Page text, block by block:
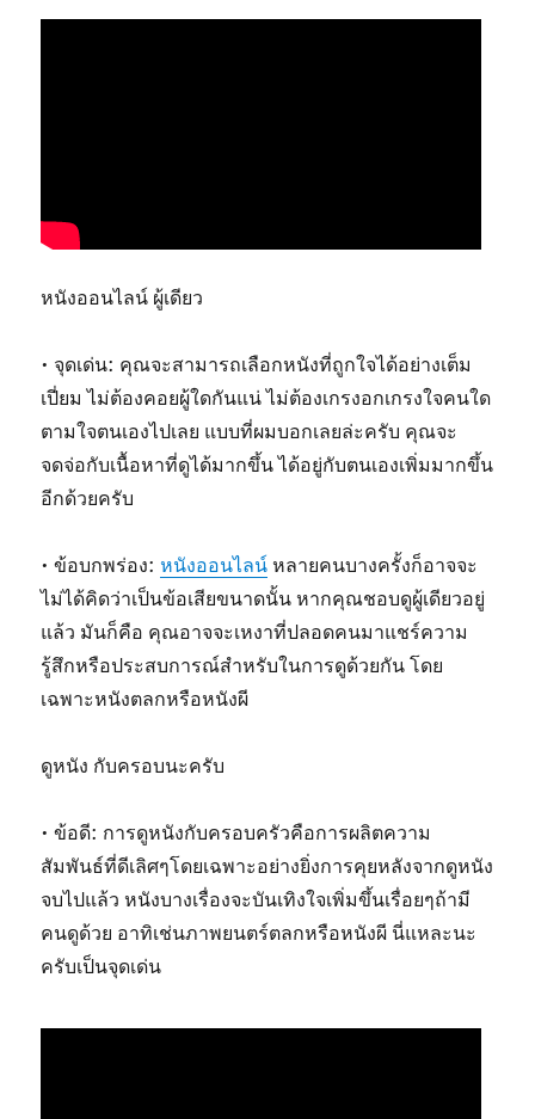
หนังออนไลน์ ผู้เดียว
• จุดเด่น: คุณจะสามารถเลือกหนังที่ถูกใจได้อย่างเต็ม
เปี่ยม ไม่ต้องคอยผู้ใดกันแน่ ไม่ต้องเกรงอกเกรงใจคนใด
ตามใจตนเองไปเลย แบบที่ผมบอกเลยล่ะครับ คุณจะ
จดจ่อกับเนื้อหาที่ดูได้มากขึ้น ได้อยู่กับตนเองเพิ่มมากขึ้น
อีกด้วยครับ
• ข้อบกพร่อง:หนังออนไลน์ หลายคนบางครั้งก็อาจจะ
ไม่ได้คิดว่าเป็นข้อเสียขนาดนั้น หากคุณชอบดูผู้เดียวอยู่
แล้ว มันก็คือ คุณอาจจะเหงาที่ปลอดคนมาแชร์ความ
รู้สึกหรือประสบการณ์สำหรับในการดูด้วยกัน โดย
เฉพาะหนังตลกหรือหนังผี
ดูหนัง กับครอบนะครับ
• ข้อดี: การดูหนังกับครอบครัวคือการผลิตความ
สัมพันธ์ที่ดีเลิศๆโดยเฉพาะอย่างยิ่งการคุยหลังจากดูหนัง
จบไปแล้ว หนังบางเรื่องจะบันเทิงใจเพิ่มขึ้นเรื่อยๆถ้ามี
คนดูด้วย อาทิเช่นภาพยนตร์ตลกหรือหนังผี นี่แหละนะ
ครับเป็นจุดเด่น